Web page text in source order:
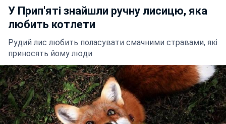
У Прип'яті знайшли ручну лисицю, яка
любить котлети
Рудий лис любить поласувати смачними стравами, які
приносять йому люди